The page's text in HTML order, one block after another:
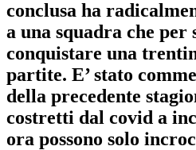
conclusa ha
a una squadra che per
conquistare una
partite. E’ stato
della precedente
costretti dal covid a
ora possono solo